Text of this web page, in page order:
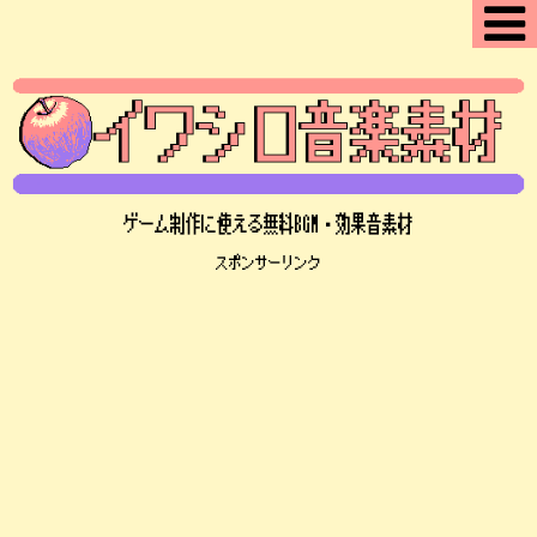
ゲーム制作に使える無料BGM・効果音素材
スポンサーリンク